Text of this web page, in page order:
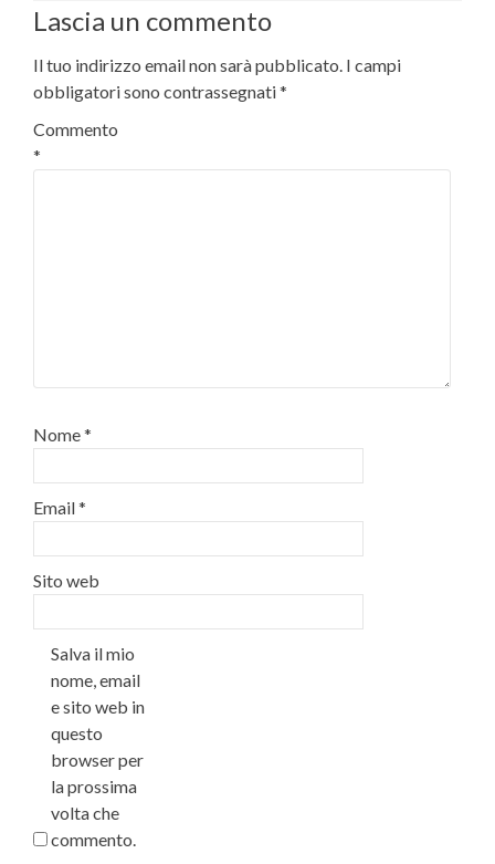
Lascia un commento
Il tuo indirizzo email non sarà pubblicato. I campi
obbligatori sono contrassegnati*
Commento
*
Nome*
Email*
Sito web
Salva il mio
nome, email
e sito web in
questo
browser per
la prossima
volta che
commento.